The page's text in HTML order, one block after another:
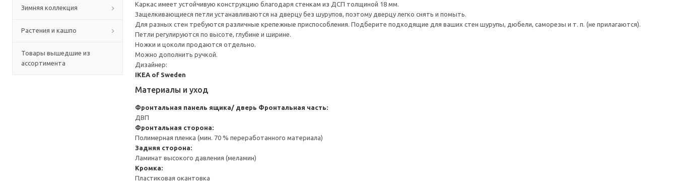
Зимняя коллекция
Растения и кашпо
Товары вышедшие из
ассортимента
Каркас имеет устойчивую конструкцию благодаря стенкам из ДСП толщиной 18 мм.
Защелкивающиеся петли устанавливаются на дверцу без шурупов, поэтому дверцу легко снять и помыть.
Для разных стен требуются различные крепежные приспособления. Подберите подходящие для ваших стен шурупы, дюбели, саморезы и т. п. (не прилагаются).
Петли регулируются по высоте, глубине и ширине.
Ножки и цоколи продаются отдельно.
Можно дополнить ручкой.
Дизайнер:
IKEA of Sweden
Материалы и уход
Фронтальная панель ящика/ дверь Фронтальная часть:
ДВП
Фронтальная сторона:
Полимерная пленка (мин. 70 % переработанного материала)
Задняя сторона:
Ламинат высокого давления (меламин)
Кромка:
Пластиковая окантовка